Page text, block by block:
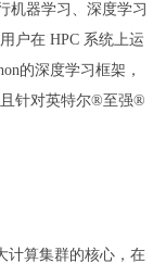
机器学习、深度学习
户在 HPC 系统上运
的深度学习框架，
针对英特尔®至强®
计算集群的核心，在